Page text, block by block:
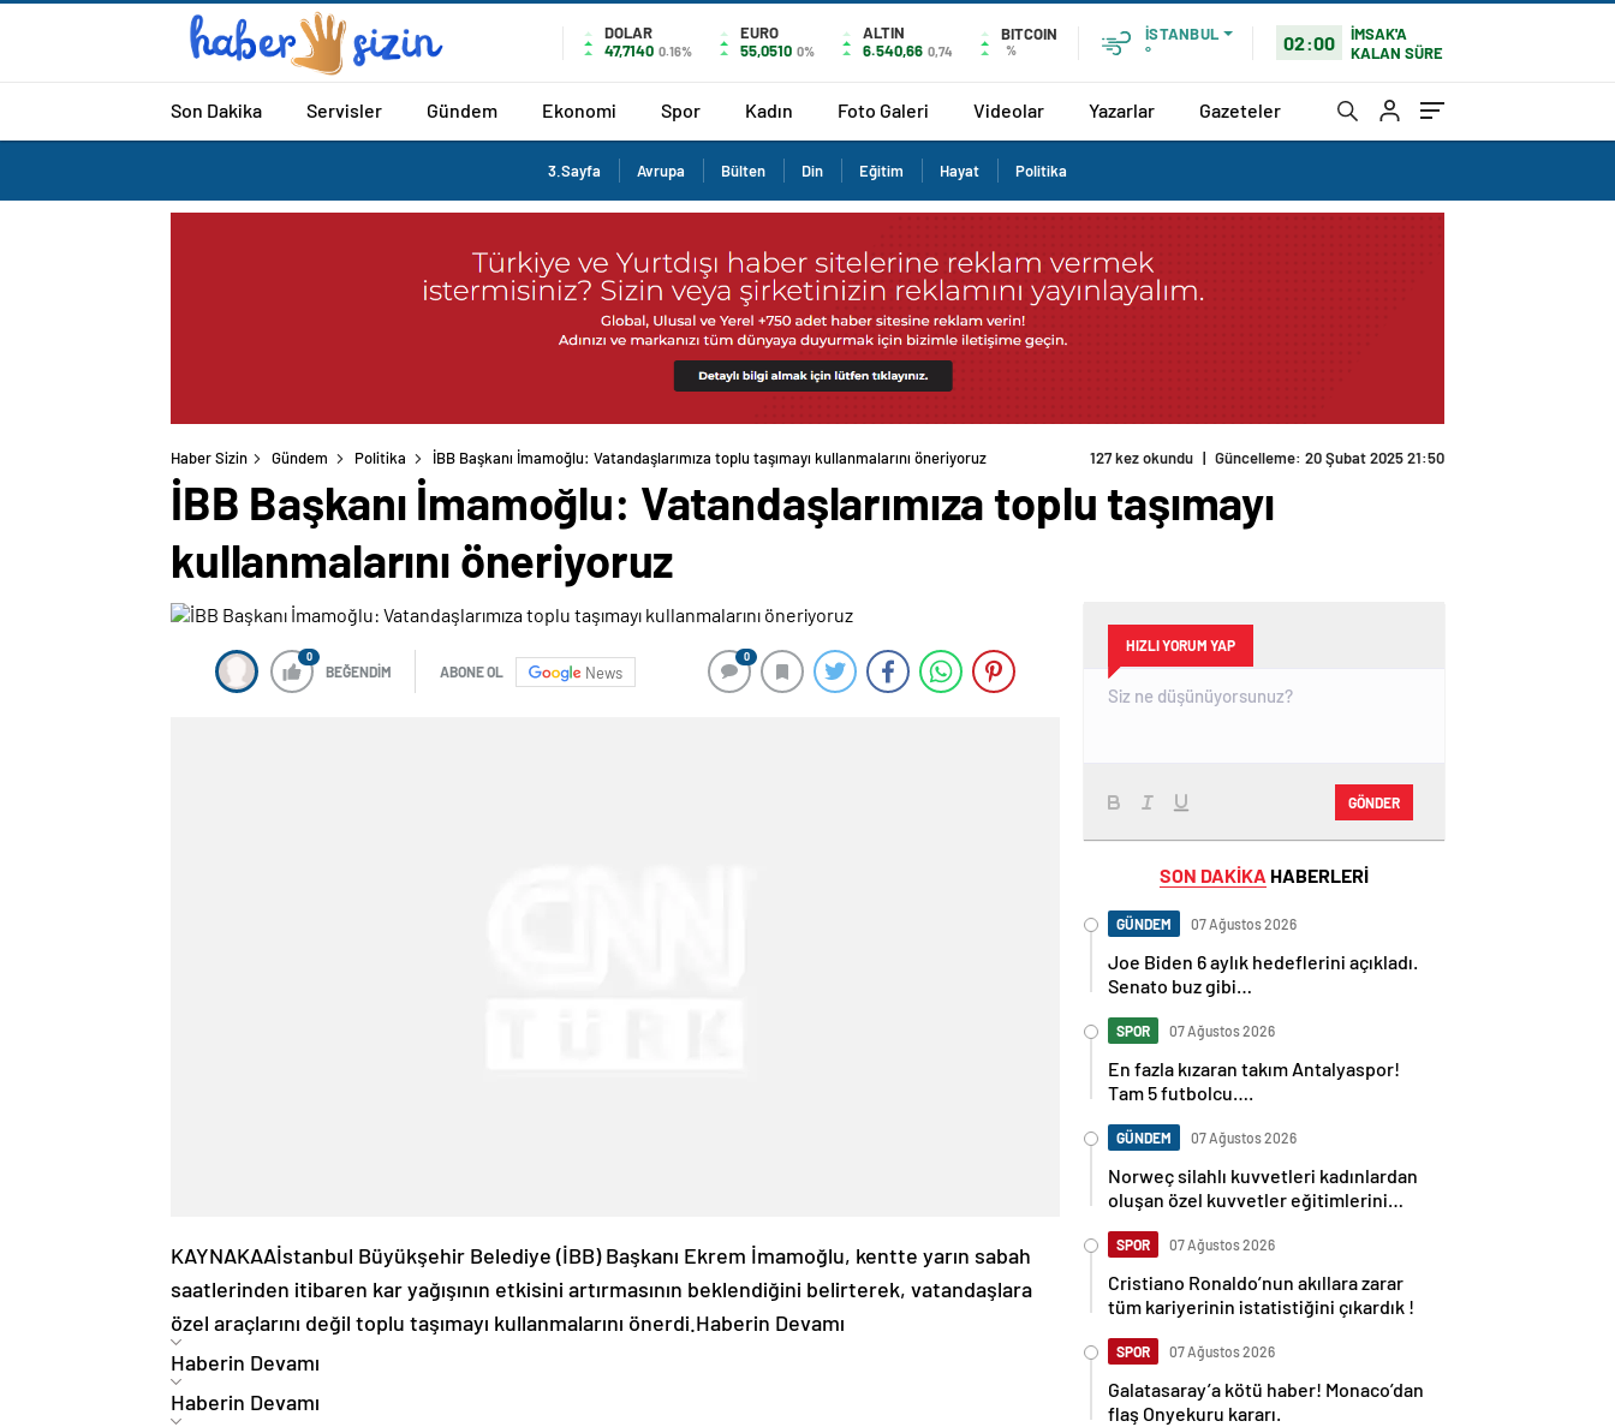
DOLAR
47,7140 0.16%
EURO
55,0510 0%
ALTIN
6.540,66 0,74
BITCOIN
%
İSTANBUL
°
02:00
İMSAK'A
KALAN SÜRE
Son Dakika Servisler Gündem Ekonomi Spor Kadın Foto Galeri Videolar Yazarlar Gazeteler
3.Sayfa Avrupa Bülten Din Eğitim Hayat Politika
Haber Sizin Gündem Politika İBB Başkanı İmamoğlu: Vatandaşlarımıza toplu taşımayı kullanmalarını öneriyoruz 127 kez okundu | Güncelleme: 20 Şubat 2025 21:50
İBB Başkanı İmamoğlu: Vatandaşlarımıza toplu taşımayı
kullanmalarını öneriyoruz
0
BEĞENDİM ABONE OL News
0
KAYNAKAAİstanbul Büyükşehir Belediye (İBB) Başkanı Ekrem İmamoğlu, kentte yarın sabah
saatlerinden itibaren kar yağışının etkisini artırmasının beklendiğini belirterek, vatandaşlara
özel araçlarını değil toplu taşımayı kullanmalarını önerdi.Haberin Devamı
Haberin Devamı
Haberin Devamı
HIZLI YORUM YAP
GÖNDER
SON DAKİKA HABERLERİ
GÜNDEM 07 Ağustos 2026
Joe Biden 6 aylık hedeflerini açıkladı.
Senato buz gibi…
SPOR 07 Ağustos 2026
En fazla kızaran takım Antalyaspor!
Tam 5 futbolcu….
GÜNDEM 07 Ağustos 2026
Norweç silahlı kuvvetleri kadınlardan
oluşan özel kuvvetler eğitimlerini
SPOR 07 Ağustos 2026
Cristiano Ronaldo’nun akıllara zarar
tüm kariyerinin istatistiğini çıkardık !
SPOR 07 Ağustos 2026
Galatasaray’a kötü haber! Monaco’dan
flaş Onyekuru kararı.